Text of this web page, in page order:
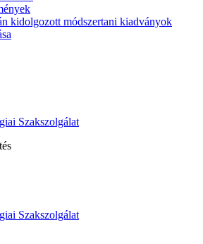
kidolgozott módszertani kiadványok